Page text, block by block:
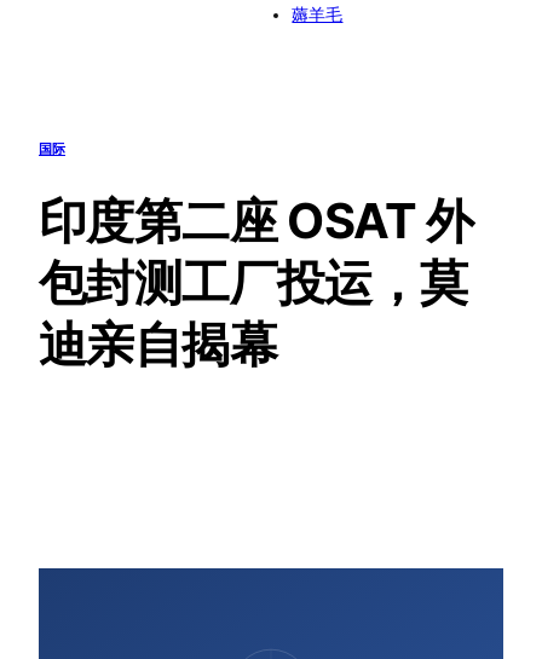
薅羊毛
国际
印度第二座 OSAT 外
包封测工厂投运，莫
迪亲自揭幕